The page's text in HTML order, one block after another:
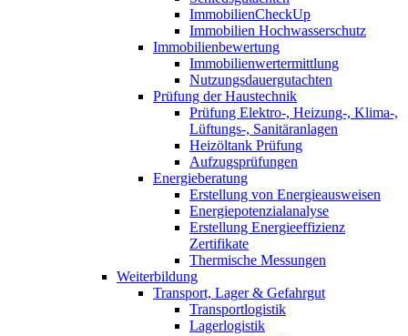
ImmobilienCheckUp
Immobilien Hochwasserschutz
Immobilienbewertung
Immobilienwertermittlung
Nutzungsdauergutachten
Prüfung der Haustechnik
Prüfung Elektro-, Heizung-, Klima-,
Lüftungs-, Sanitäranlagen
Heizöltank Prüfung
Aufzugsprüfungen
Energieberatung
Erstellung von Energieausweisen
Energiepotenzialanalyse
Erstellung Energieeffizienz
Zertifikate
Thermische Messungen
Weiterbildung
Transport, Lager & Gefahrgut
Transportlogistik
Lagerlogistik